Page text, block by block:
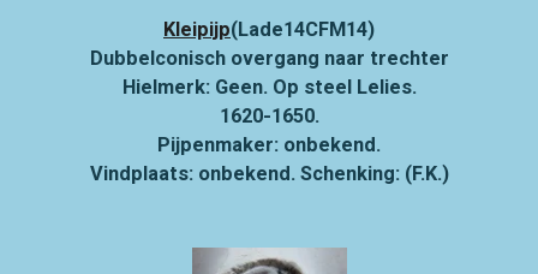
Kleipijp(Lade14CFM14)
Dubbelconisch overgang naar trechter
Hielmerk: Geen. Op steel Lelies.
1620-1650.
Pijpenmaker: onbekend.
Vindplaats: onbekend. Schenking: (F.K.)